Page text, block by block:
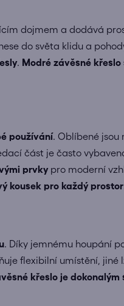
dojmem a dodává
do světa klidu a
. Modré závěsné
používání. Oblíbené jsou
část je často
prvkypro moderní
kousek pro každý prostor
. Díky jemnému houpání
flexibilní umístění, jiné
křeslo je dokonalým